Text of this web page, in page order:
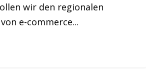
wir den regionalen
e-commerce...